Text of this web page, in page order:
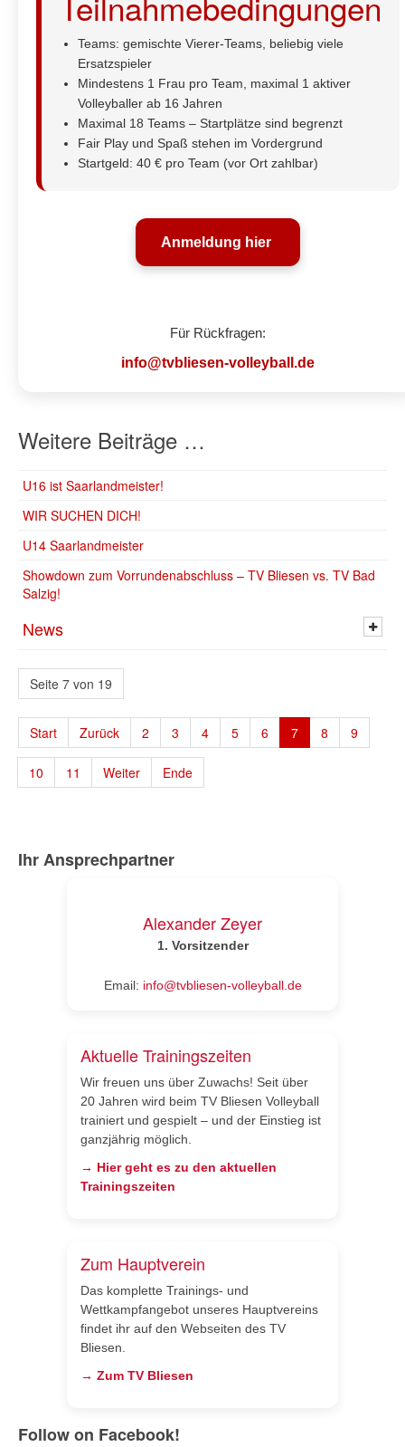
Teams: gemischte Vierer-Teams, beliebig viele
Ersatzspieler
Mindestens 1 Frau pro Team, maximal 1 aktiver
Volleyballer ab 16 Jahren
Maximal 18 Teams – Startplätze sind begrenzt
Fair Play und Spaß stehen im Vordergrund
Startgeld: 40 € pro Team (vor Ort zahlbar)
Anmeldung hier
Für Rückfragen:
info@tvbliesen-volleyball.de
Weitere Beiträge …
U16 ist Saarlandmeister!
WIR SUCHEN DICH!
U14 Saarlandmeister
Showdown zum Vorrundenabschluss – TV Bliesen vs. TV Bad
Salzig!
News
Seite 7 von 19
Start Zurück 2 3 4 5 6 7 8 9
10 11 Weiter Ende
Ihr Ansprechpartner
Alexander Zeyer
1. Vorsitzender
Email: info@tvbliesen-volleyball.de
Aktuelle Trainingszeiten
Wir freuen uns über Zuwachs! Seit über
20 Jahren wird beim TV Bliesen Volleyball
trainiert und gespielt – und der Einstieg ist
ganzjährig möglich.
→ Hier geht es zu den aktuellen
Trainingszeiten
Zum Hauptverein
Das komplette Trainings- und
Wettkampfangebot unseres Hauptvereins
findet ihr auf den Webseiten des TV
Bliesen.
→ Zum TV Bliesen
Follow on Facebook!